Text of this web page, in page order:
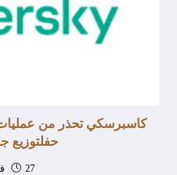
كاسبرسكي تحذر من عمليات
حفلتوزيع
27 فبراير، 2025